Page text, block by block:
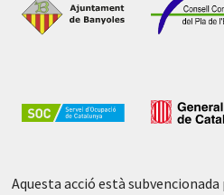
Aquesta acció està subvencionada